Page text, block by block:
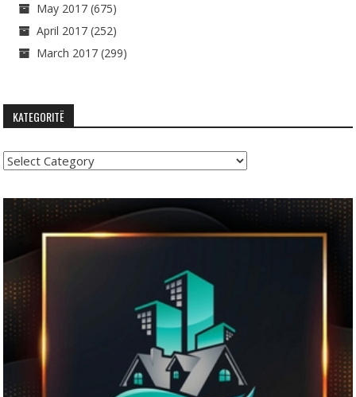
May 2017 (675)
April 2017 (252)
March 2017 (299)
KATEGORITË
Kategoritë